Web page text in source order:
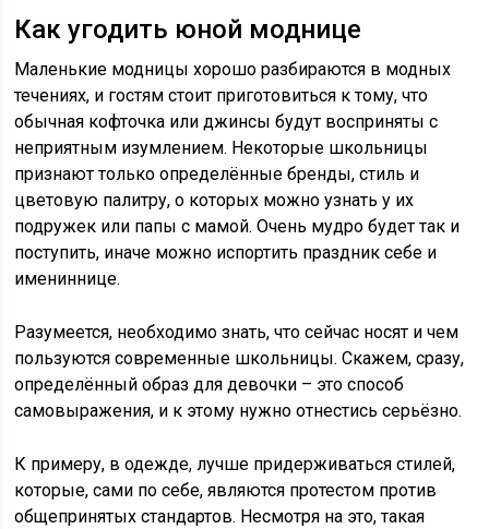
Как угодить юной моднице
Маленькие модницы хорошо разбираются в модных
течениях, и гостям стоит приготовиться к тому, что
обычная кофточка или джинсы будут восприняты с
неприятным изумлением. Некоторые школьницы
признают только определённые бренды, стиль и
цветовую палитру, о которых можно узнать у их
подружек или папы с мамой. Очень мудро будет так и
поступить, иначе можно испортить праздник себе и
имениннице.
Разумеется, необходимо знать, что сейчас носят и чем
пользуются современные школьницы. Скажем, сразу,
определённый образ для девочки – это способ
самовыражения, и к этому нужно отнестись серьёзно.
К примеру, в одежде, лучше придерживаться стилей,
которые, сами по себе, являются протестом против
общепринятых стандартов. Несмотря на это, такая